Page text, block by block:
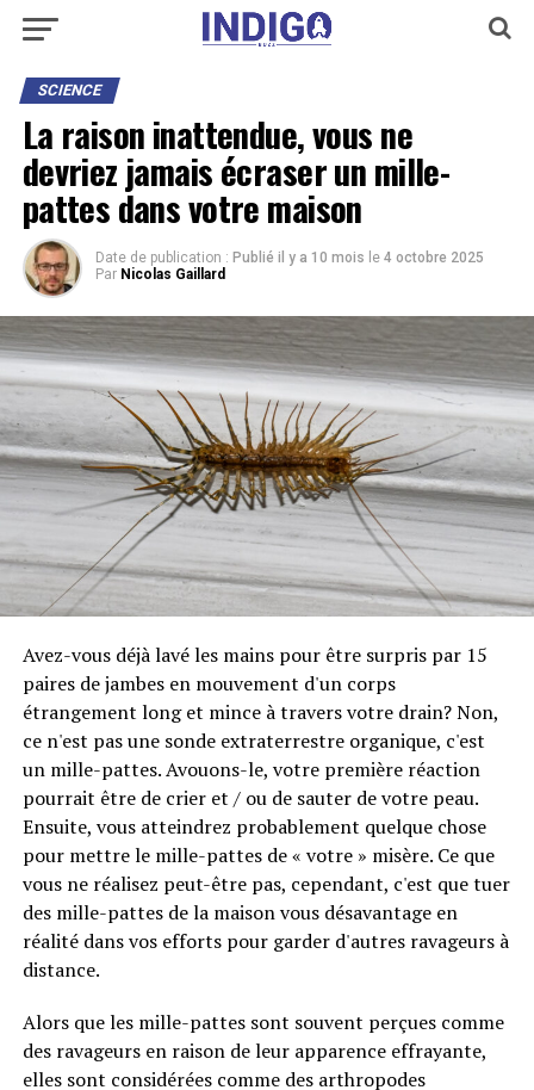
SCIENCE
La raison inattendue, vous ne
devriez jamais écraser un mille-
pattes dans votre maison
Date de publication : Publié il y a 10 mois le 4 octobre 2025
Par Nicolas Gaillard
Avez-vous déjà lavé les mains pour être surpris par 15
paires de jambes en mouvement d'un corps
étrangement long et mince à travers votre drain? Non,
ce n'est pas une sonde extraterrestre organique, c'est
un mille-pattes. Avouons-le, votre première réaction
pourrait être de crier et / ou de sauter de votre peau.
Ensuite, vous atteindrez probablement quelque chose
pour mettre le mille-pattes de « votre » misère. Ce que
vous ne réalisez peut-être pas, cependant, c'est que tuer
des mille-pattes de la maison vous désavantage en
réalité dans vos efforts pour garder d'autres ravageurs à
distance.
Alors que les mille-pattes sont souvent perçues comme
des ravageurs en raison de leur apparence effrayante,
elles sont considérées comme des arthropodes